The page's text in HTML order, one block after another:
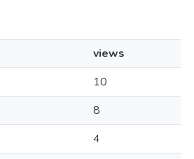
views
10
8
4